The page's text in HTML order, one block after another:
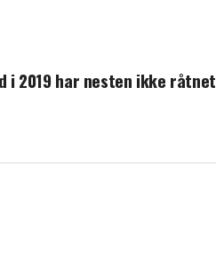
i 2019 har nesten ikke råtnet